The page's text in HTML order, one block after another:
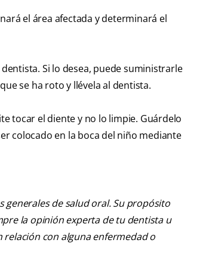
el área afectada y determinará el
Si lo desea, puede suministrarle
se ha roto y llévela al dentista.
tocar el diente y no lo limpie. Guárdelo
colocado en la boca del niño mediante
de salud oral. Su propósito
la opinión experta de tu dentista u
con alguna enfermedad o